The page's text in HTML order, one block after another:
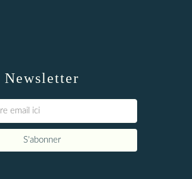
Newsletter